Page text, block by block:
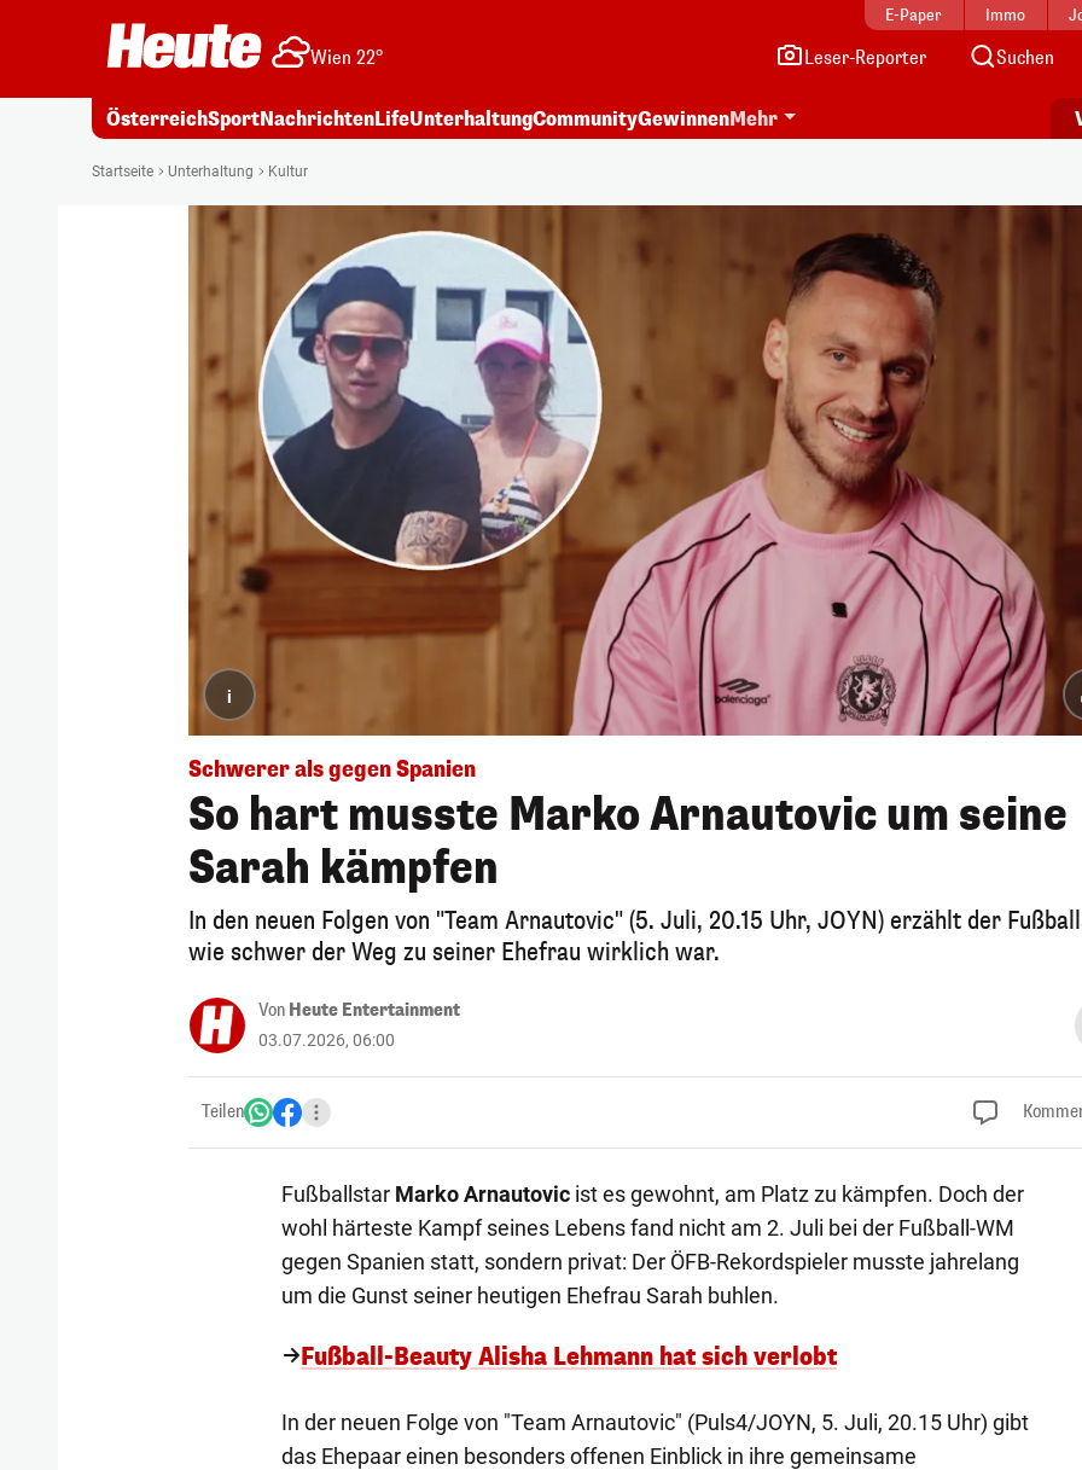
E-Paper Immo
Wien 22° Leser-Reporter Suchen
ÖsterreichSportNachrichtenLifeUnterhaltungCommunityGewinnenMehr
Startseite Unterhaltung Kultur
i
Schwerer als gegen Spanien
So hart musste Marko Arnautovic um seine
Sarah kämpfen
In den neuen Folgen von "Team Arnautovic" (5. Juli, 20.15 Uhr, JOYN) erzählt der
wie schwer der Weg zu seiner Ehefrau wirklich war.
Von Heute Entertainment
03.07.2026, 06:00
Teilen
Fußballstar Marko Arnautovicist es gewohnt, am Platz zu kämpfen. Doch der
wohl härteste Kampf seines Lebens fand nicht am 2. Juli bei der Fußball-WM
gegen Spanien statt, sondern privat: Der ÖFB-Rekordspieler musste jahrelang
um die Gunst seiner heutigen Ehefrau Sarah buhlen.
Fußball-Beauty Alisha Lehmann hat sich verlobt
In der neuen Folge von "Team Arnautovic" (Puls4/JOYN, 5. Juli, 20.15 Uhr) gibt
das Ehepaar einen besonders offenen Einblick in ihre gemeinsame